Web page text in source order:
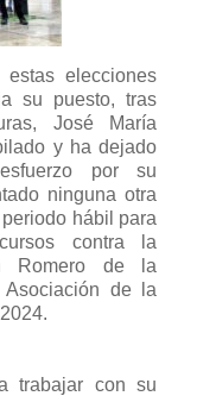
estas elecciones
su puesto, tras
José María
y ha dejado
por su
ninguna otra
hábil para
contra la
Romero de la
de la
trabajar con su